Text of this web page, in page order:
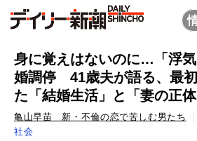
身に覚えはないのに…「浮
婚調停 41歳夫が語る、最
た「結婚生活」と「妻の正体
亀山早苗 新・不倫の恋で苦しむ男たち
社会